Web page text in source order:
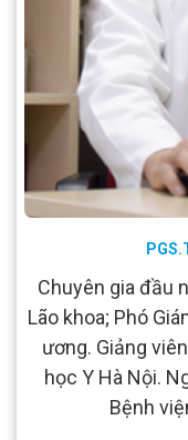
Chuyên gia đầu
Lão khoa; Phó
ương. Giảng
học Y Hà Nội.
Bệnh